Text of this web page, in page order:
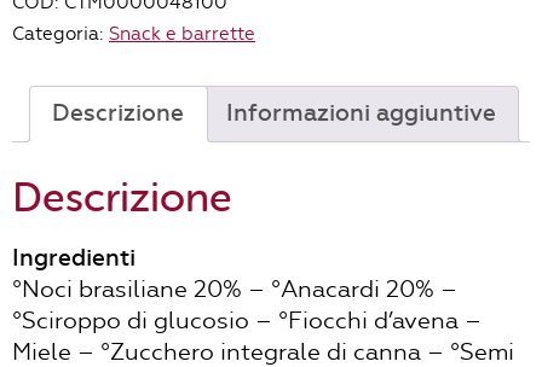
noci
brasiliane
anacardi
-
quantità
Categoria: Snack e barrette
Descrizione Informazioni aggiuntive
Descrizione
Ingredienti
°Noci brasiliane 20% – °Anacardi 20% –
°Sciroppo di glucosio – °Fiocchi d’avena –
Miele – °Zucchero integrale di canna – °Semi